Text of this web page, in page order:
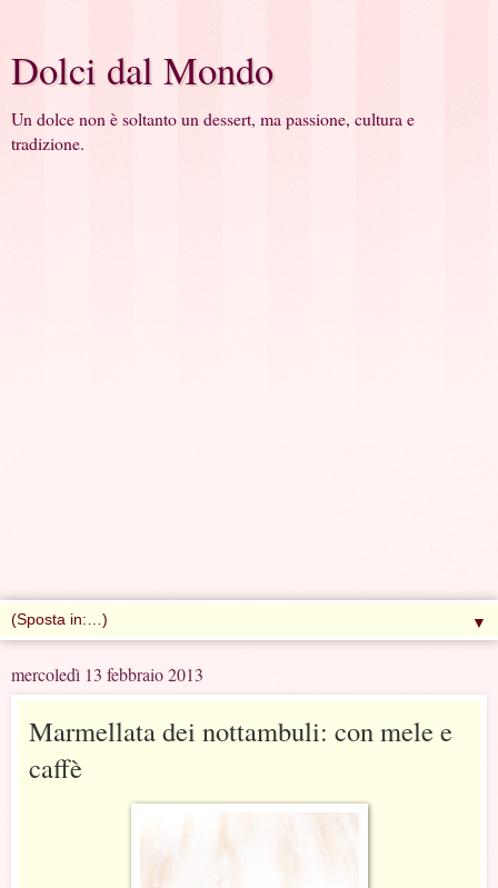
Dolci dal Mondo
Un dolce non è soltanto un dessert, ma passione, cultura e
tradizione.
▼
mercoledì 13 febbraio 2013
Marmellata dei nottambuli: con mele e
caffè